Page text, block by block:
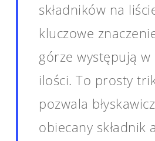
składników na
kluczowe
górze występują w
ilości. To prosty
pozwala
obiecany składnik